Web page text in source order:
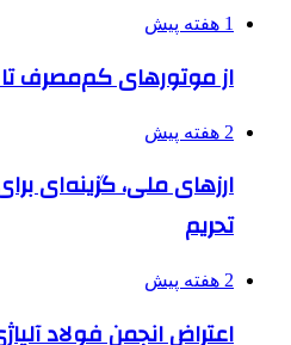
1 هفته پیش
از موتورهای کم‌مصرف
2 هفته پیش
ارزهای ملی، گزینه‌ای
تحریم
2 هفته پیش
اعتراض انجمن فولاد